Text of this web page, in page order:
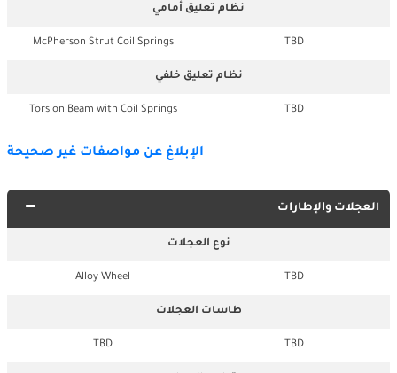
نظام تعليق أمامي
TBD
McPherson Strut Coil Springs
نظام تعليق خلفي
TBD
Torsion Beam with Coil Springs
الإبلاغ عن مواصفات غير صحيحة
العجلات والإطارات
نوع العجلات
TBD
Alloy Wheel
طاسات العجلات
TBD
TBD